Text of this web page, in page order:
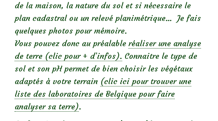
de la maison, la nature du sol et si nécessaire le
plan cadastral ou un relevé planimétrique… Je fais
quelques photos pour mémoire.
Vous pouvez donc au préalable réaliser une analyse
de terre (clic pour + d’infos). Connaitre le type de
sol et son pH permet de bien choisir les végétaux
adaptés à votre terrain (clic ici pour trouver une
liste des laboratoires de Belgique pour faire
analyser sa terre).